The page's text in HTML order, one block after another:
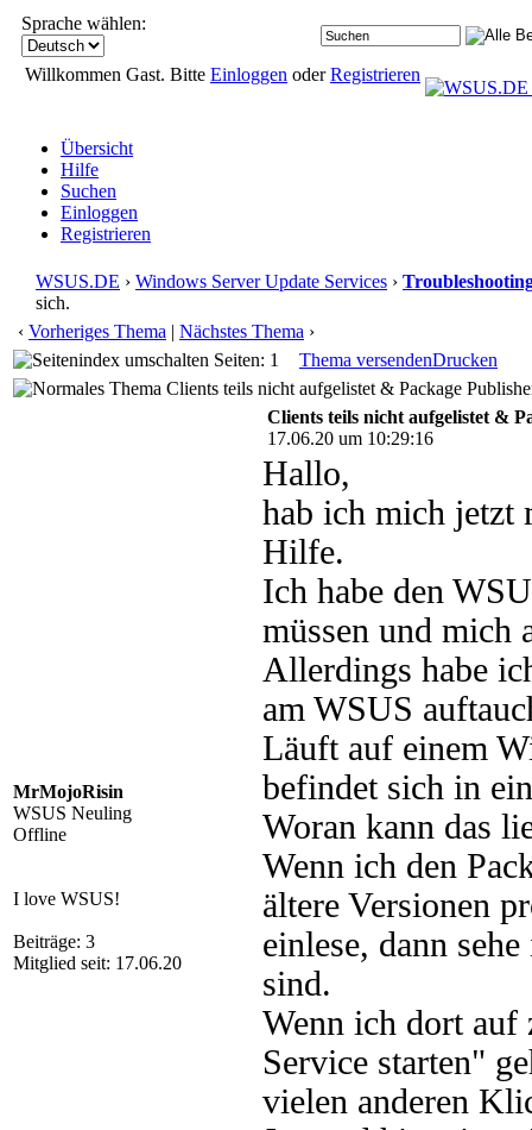
Sprache wählen:
Willkommen Gast. Bitte Einloggen oderRegistrieren
Übersicht
Hilfe
Suchen
Einloggen
Registrieren
WSUS.DE › Windows Server Update Services ›
sich.
‹ Vorheriges Thema | Nächstes Thema ›
Seiten: 1
Thema versendenDrucken
Clients teils nicht aufgelistet & Package
MrMojoRisin
WSUS Neuling
Offline
I love WSUS!
Beiträge: 3
Mitglied seit: 17.06.20
Clients teils nicht aufgelistet &
17.06.20 um 10:29:16
Hallo,
hab ich mich jetzt
Hilfe.
Ich habe den
müssen und mich
Allerdings habe
am WSUS
Läuft auf einem
befindet sich in
Woran kann das
Wenn ich den
ältere Versionen
einlese, dann
sind.
Wenn ich dort
Service starten"
vielen anderen